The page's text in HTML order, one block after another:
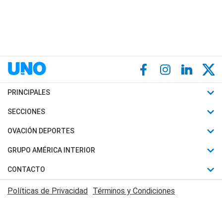
PRINCIPALES
Últimas Noticias
Política
Judiciales
Economia
SECCIONES
Horóscopo
Motores
Trucos caseros
Series y Películas
OVACIÓN DEPORTES
Fútbol
Mundial
Automovilismo
GRUPO AMÉRICA INTERIOR
Canal 7 en Vivo
CONTACTO
Acerca de Nosotros
Políticas de Privacidad Términos y Condiciones